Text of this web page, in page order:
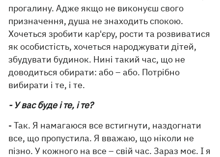
прогалину. Адже якщо не виконуєш свого
призначення, душа не знаходить спокою.
Хочеться зробити кар'єру, рости та розвиватися
як особистість, хочеться народжувати дітей,
збудувати будинок. Нині такий час, що не
доводиться обирати: або – або. Потрібно
вибирати і те, і те.
- У вас буде і те, і те?
- Так. Я намагаюся все встигнути, наздогнати
все, що пропустила. Я вважаю, що ніколи не
пізно. У кожного на все – свій час. Зараз моє. І я